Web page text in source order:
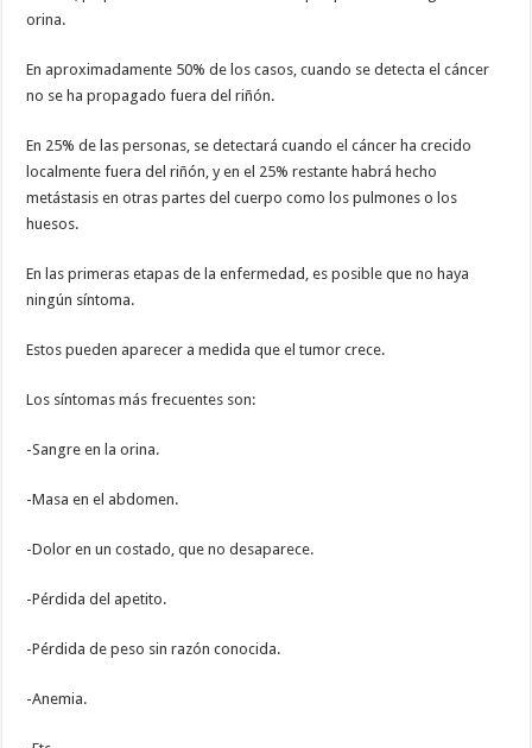
orina.
En aproximadamente 50% de los casos, cuando se detecta el cáncer
no se ha propagado fuera del riñón.
En 25% de las personas, se detectará cuando el cáncer ha crecido
localmente fuera del riñón, y en el 25% restante habrá hecho
metástasis en otras partes del cuerpo como los pulmones o los
huesos.
En las primeras etapas de la enfermedad, es posible que no haya
ningún síntoma.
Estos pueden aparecer a medida que el tumor crece.
Los síntomas más frecuentes son:
-Sangre en la orina.
-Masa en el abdomen.
-Dolor en un costado, que no desaparece.
-Pérdida del apetito.
-Pérdida de peso sin razón conocida.
-Anemia.